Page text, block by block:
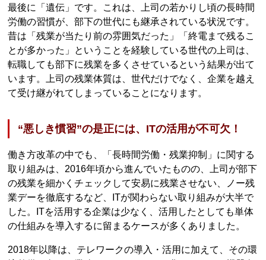
最後に「遺伝」です。これは、上司の若かりし頃の長時間
労働の習慣が、部下の世代にも継承されている状況です。
昔は「残業が当たり前の雰囲気だった」「終電まで残るこ
とが多かった」ということを経験している世代の上司は、
転職しても部下に残業を多くさせているという結果が出て
います。上司の残業体質は、世代だけでなく、企業を越え
て受け継がれてしまっていることになります。
“悪しき慣習”の是正には、ITの活用が不可欠！
働き方改革の中でも、「長時間労働・残業抑制」に関する
取り組みは、2016年頃から進んでいたものの、上司が部下
の残業を細かくチェックして安易に残業させない、ノー残
業デーを徹底するなど、ITが関わらない取り組みが大半で
した。ITを活用する企業は少なく、活用したとしても単体
の仕組みを導入するに留まるケースが多くありました。
2018年以降は、テレワークの導入・活用に加えて、その環